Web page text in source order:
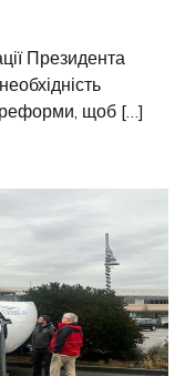
Президента
реформи, щоб […]